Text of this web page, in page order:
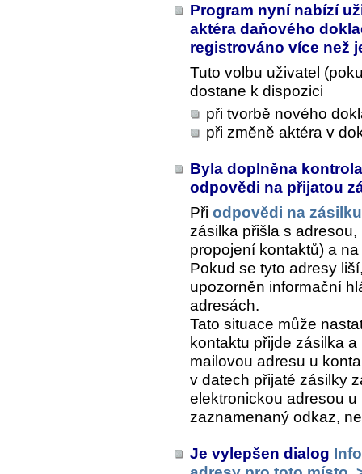
Program nyní nabízí
aktéra daňového
registrováno více než
Tuto volbu uživatel
dostane k dispozici
při tvorbě nového
při změně aktéra v
Byla doplněna
odpovědi na přijatou
Při odpovědi na zásilku
zásilka přišla s
propojení kontaktů) a
Pokud se tyto adresy
upozorněn informační
adresách.
Tato situace může
kontaktu přijde zásilka
mailovou adresu u
v datech přijaté zásilky
elektronickou adresou
zaznamenaný odkaz,
Je vylepšen dialog